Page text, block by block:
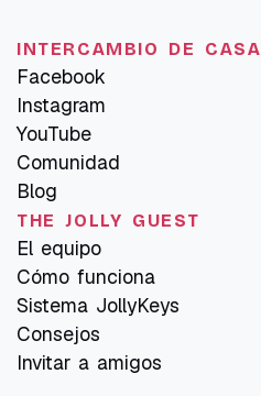
INTERCAMBIO DE CASA
Facebook
Instagram
YouTube
Comunidad
Blog
THE JOLLY GUEST
El equipo
Cómo funciona
Sistema JollyKeys
Consejos
Invitar a amigos